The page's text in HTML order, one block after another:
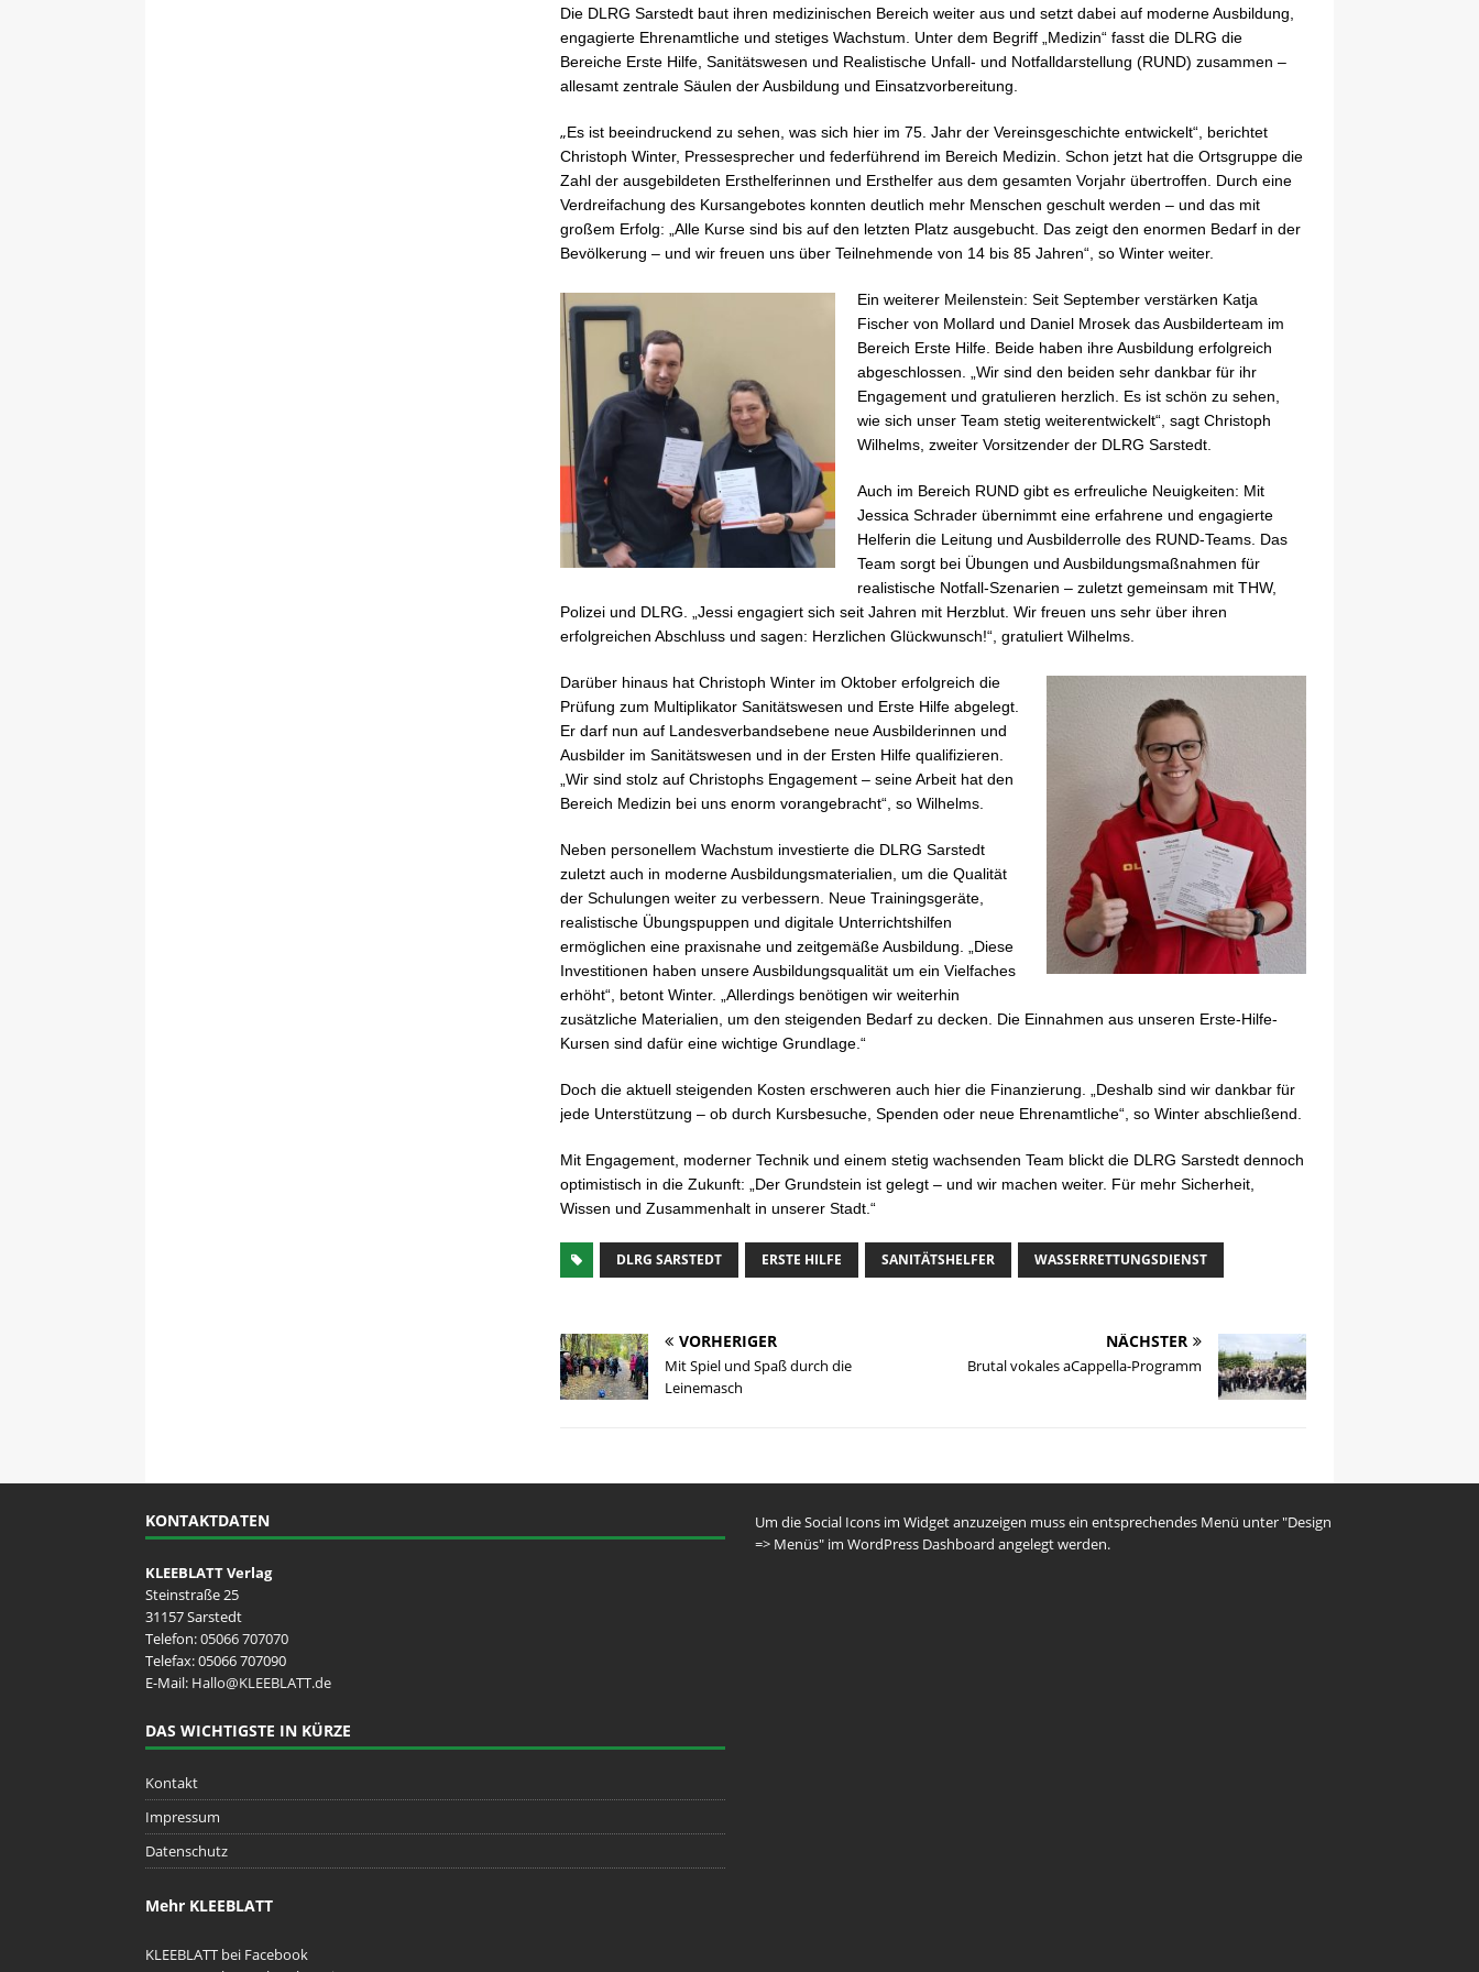
Die DLRG Sarstedt baut ihren medizinischen Bereich weiter aus und setzt dabei auf moderne Ausbildung,
engagierte Ehrenamtliche und stetiges Wachstum. Unter dem Begriff „Medizin“ fasst die DLRG die
Bereiche Erste Hilfe, Sanitätswesen und Realistische Unfall- und Notfalldarstellung (RUND) zusammen –
allesamt zentrale Säulen der Ausbildung und Einsatzvorbereitung.
„Es ist beeindruckend zu sehen, was sich hier im 75. Jahr der Vereinsgeschichte entwickelt“, berichtet
Christoph Winter, Pressesprecher und federführend im Bereich Medizin. Schon jetzt hat die Ortsgruppe die
Zahl der ausgebildeten Ersthelferinnen und Ersthelfer aus dem gesamten Vorjahr übertroffen. Durch eine
Verdreifachung des Kursangebotes konnten deutlich mehr Menschen geschult werden – und das mit
großem Erfolg: „Alle Kurse sind bis auf den letzten Platz ausgebucht. Das zeigt den enormen Bedarf in der
Bevölkerung – und wir freuen uns über Teilnehmende von 14 bis 85 Jahren“, so Winter weiter.
Ein weiterer Meilenstein: Seit September verstärken Katja
Fischer von Mollard und Daniel Mrosek das Ausbilderteam im
Bereich Erste Hilfe. Beide haben ihre Ausbildung erfolgreich
abgeschlossen. „Wir sind den beiden sehr dankbar für ihr
Engagement und gratulieren herzlich. Es ist schön zu sehen,
wie sich unser Team stetig weiterentwickelt“, sagt Christoph
Wilhelms, zweiter Vorsitzender der DLRG Sarstedt.
Auch im Bereich RUND gibt es erfreuliche Neuigkeiten: Mit
Jessica Schrader übernimmt eine erfahrene und engagierte
Helferin die Leitung und Ausbilderrolle des RUND-Teams. Das
Team sorgt bei Übungen und Ausbildungsmaßnahmen für
realistische Notfall-Szenarien – zuletzt gemeinsam mit THW,
Polizei und DLRG. „Jessi engagiert sich seit Jahren mit Herzblut. Wir freuen uns sehr über ihren
erfolgreichen Abschluss und sagen: Herzlichen Glückwunsch!“, gratuliert Wilhelms.
Darüber hinaus hat Christoph Winter im Oktober erfolgreich die
Prüfung zum Multiplikator Sanitätswesen und Erste Hilfe abgelegt.
Er darf nun auf Landesverbandsebene neue Ausbilderinnen und
Ausbilder im Sanitätswesen und in der Ersten Hilfe qualifizieren.
„Wir sind stolz auf Christophs Engagement – seine Arbeit hat den
Bereich Medizin bei uns enorm vorangebracht“, so Wilhelms.
Neben personellem Wachstum investierte die DLRG Sarstedt
zuletzt auch in moderne Ausbildungsmaterialien, um die Qualität
der Schulungen weiter zu verbessern. Neue Trainingsgeräte,
realistische Übungspuppen und digitale Unterrichtshilfen
ermöglichen eine praxisnahe und zeitgemäße Ausbildung. „Diese
Investitionen haben unsere Ausbildungsqualität um ein Vielfaches
erhöht“, betont Winter. „Allerdings benötigen wir weiterhin
zusätzliche Materialien, um den steigenden Bedarf zu decken. Die Einnahmen aus unseren Erste-Hilfe-
Kursen sind dafür eine wichtige Grundlage.“
Doch die aktuell steigenden Kosten erschweren auch hier die Finanzierung. „Deshalb sind wir dankbar für
jede Unterstützung – ob durch Kursbesuche, Spenden oder neue Ehrenamtliche“, so Winter abschließend.
Mit Engagement, moderner Technik und einem stetig wachsenden Team blickt die DLRG Sarstedt dennoch
optimistisch in die Zukunft: „Der Grundstein ist gelegt – und wir machen weiter. Für mehr Sicherheit,
Wissen und Zusammenhalt in unserer Stadt.“
DLRG SARSTEDT ERSTE HILFE SANITÄTSHELFER WASSERRETTUNGSDIENST
VORHERIGER
Mit Spiel und Spaß durch die
Leinemasch
NÄCHSTER
Brutal vokales aCappella-Programm
KONTAKTDATEN
KLEEBLATT Verlag
Steinstraße 25
31157 Sarstedt
Telefon:05066 707070
Telefax: 05066 707090
E-Mail: Hallo@KLEEBLATT.de
DAS WICHTIGSTE IN KÜRZE
Kontakt
Impressum
Datenschutz
Mehr KLEEBLATT
KLEEBLATT bei Facebook
Um die Social Icons im Widget anzuzeigen muss ein entsprechendes Menü unter "Design
=> Menüs" im WordPress Dashboard angelegt werden.